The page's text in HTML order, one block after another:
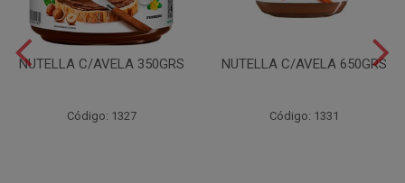
NUTELLA C/AVELA 350GRS
Código: 1327
NUTELLA C/AVELA 650GRS
Código: 1331